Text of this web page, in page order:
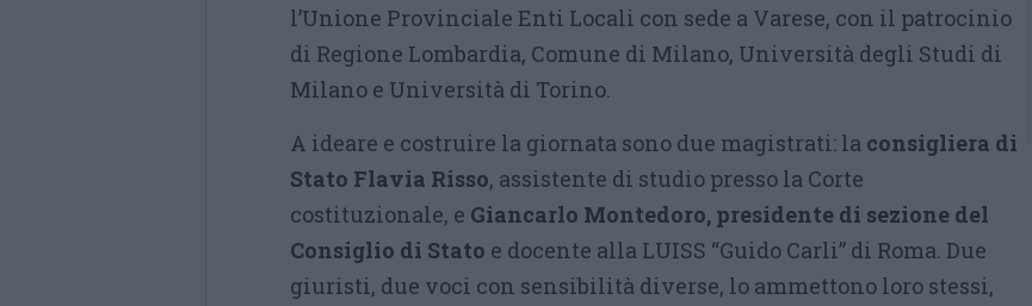
l’Unione Provinciale Enti Locali con sede a Varese, con il patrocinio
di Regione Lombardia, Comune di Milano, Università degli Studi di
Milano e Università di Torino.
A ideare e costruire la giornata sono due magistrati: la consigliera di
Stato Flavia Risso, assistente di studio presso la Corte
costituzionale, e Giancarlo Montedoro, presidente di sezione del
Consiglio di Stato e docente alla LUISS “Guido Carli” di Roma. Due
giuristi, due voci con sensibilità diverse, lo ammettono loro stessi,